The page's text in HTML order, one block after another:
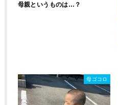
母親というものは…？
母ゴコロ